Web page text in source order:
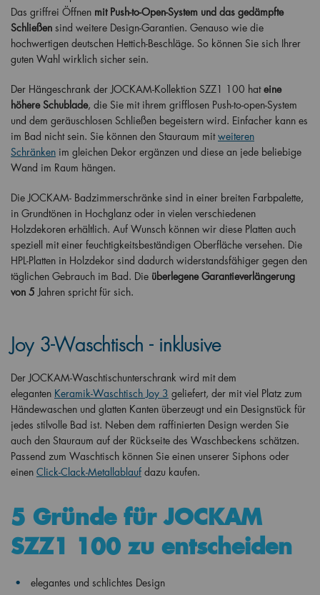
Das griffrei Öffnen mit Push-to-Open-System und das gedämpfte
Schließen sind weitere Design-Garantien. Genauso wie die
hochwertigen deutschen Hettich-Beschläge. So können Sie sich Ihrer
guten Wahl wirklich sicher sein.
Der Hängeschrank der JOCKAM-Kollektion SZZ1 100 hat eine
höhere Schublade, die Sie mit ihrem grifflosen Push-to-open-System
und dem geräuschlosen Schließen begeistern wird. Einfacher kann es
im Bad nicht sein. Sie können den Stauraum mit weiteren
Schränken im gleichen Dekor ergänzen und diese an jede beliebige
Wand im Raum hängen.
Die JOCKAM- Badzimmerschränke sind in einer breiten Farbpalette,
in Grundtönen in Hochglanz oder in vielen verschiedenen
Holzdekoren erhältlich. Auf Wunsch können wir diese Platten auch
speziell mit einer feuchtigkeitsbeständigen Oberfläche versehen. Die
HPL-Platten in Holzdekor sind dadurch widerstandsfähiger gegen den
täglichen Gebrauch im Bad. Die überlegene Garantieverlängerung
von 5 Jahren spricht für sich.
Joy 3-Waschtisch - inklusive
Der JOCKAM-Waschtischunterschrank wird mit dem
eleganten Keramik-Waschtisch Joy 3 geliefert, der mit viel Platz zum
Händewaschen und glatten Kanten überzeugt und ein Designstück für
jedes stilvolle Bad ist. Neben dem raffinierten Design werden Sie
auch den Stauraum auf der Rückseite des Waschbeckens schätzen.
Passend zum Waschtisch können Sie einen unserer Siphons oder
einen Click-Clack-Metallablauf dazu kaufen.
5 Gründe für JOCKAM
SZZ1 100 zu entscheiden
elegantes und schlichtes Design